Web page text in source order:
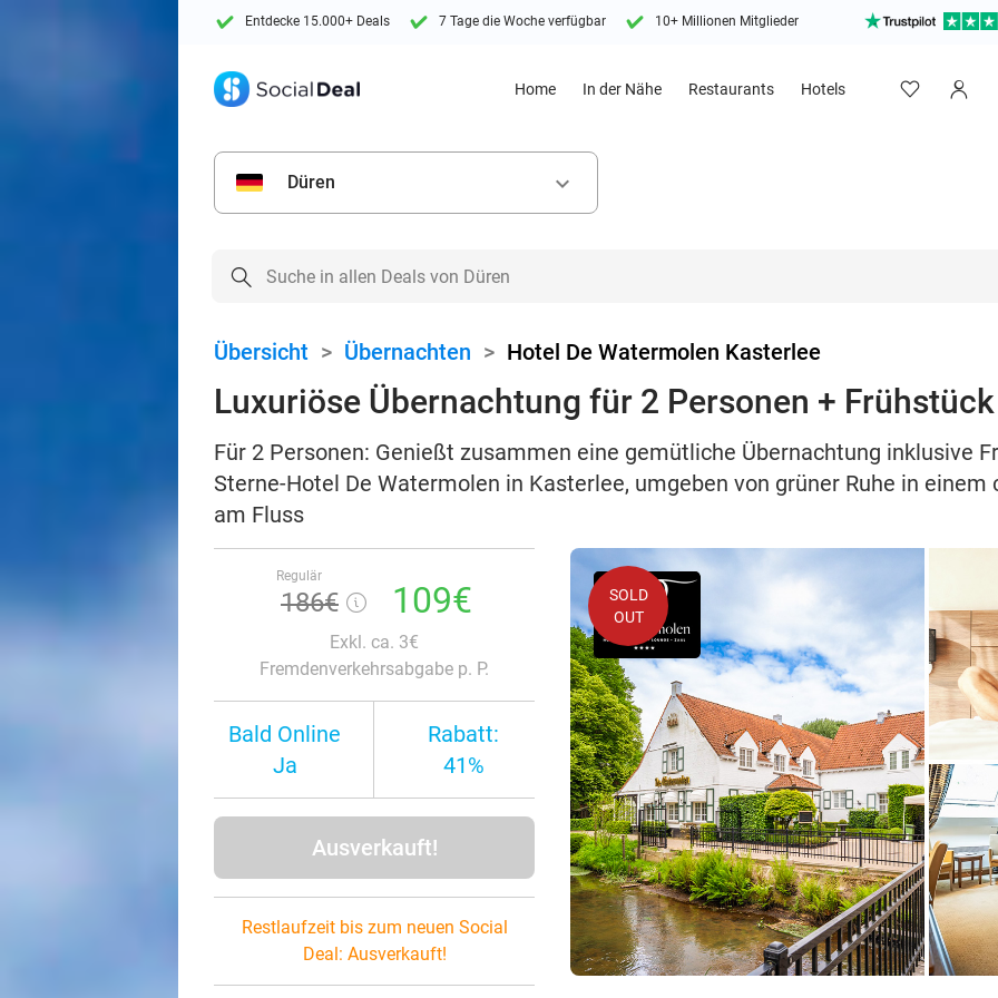
Entdecke 15.000+ Deals 7 Tage die Woche verfügbar 10+ Millionen Mitglieder
Home In der Nähe Restaurants Hotels
Düren keyboard_arrow_down
Übersicht > Übernachten > Hotel De Watermolen Kasterlee
Luxuriöse Übernachtung für 2 Personen +
Für 2 Personen: Genießt zusammen eine gemütliche Übernachtung inklusive
Sterne-Hotel De Watermolen in Kasterlee, umgeben von grüner Ruhe in
am Fluss
Regulär
186€ 109€
Exkl. ca. 3€
Fremdenverkehrsabgabe p. P.
Bald Online
Ja
Rabatt:
41%
Ausverkauft!
Restlaufzeit bis zum neuen Social
Deal: Ausverkauft!
SOLD
OUT